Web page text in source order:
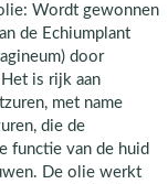
Wordt gewonnen
de Echiumplant
door
is rijk aan
met name
die de
functie van de huid
De olie werkt